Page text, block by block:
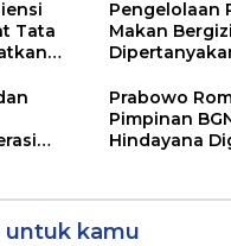
Tata
Pengelolaan
Makan Bergizi
Besar
Prabowo
Pimpinan
Hindayana
untuk kamu